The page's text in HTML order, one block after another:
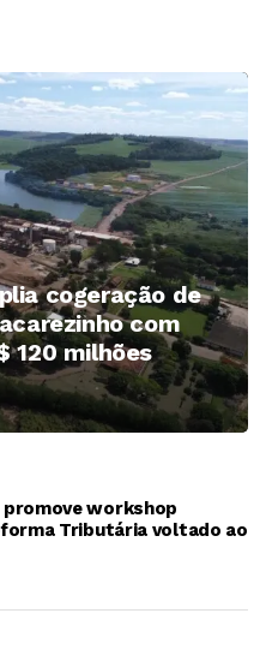
cogeração de
com
120 milhões
promove workshop
Tributária voltado ao